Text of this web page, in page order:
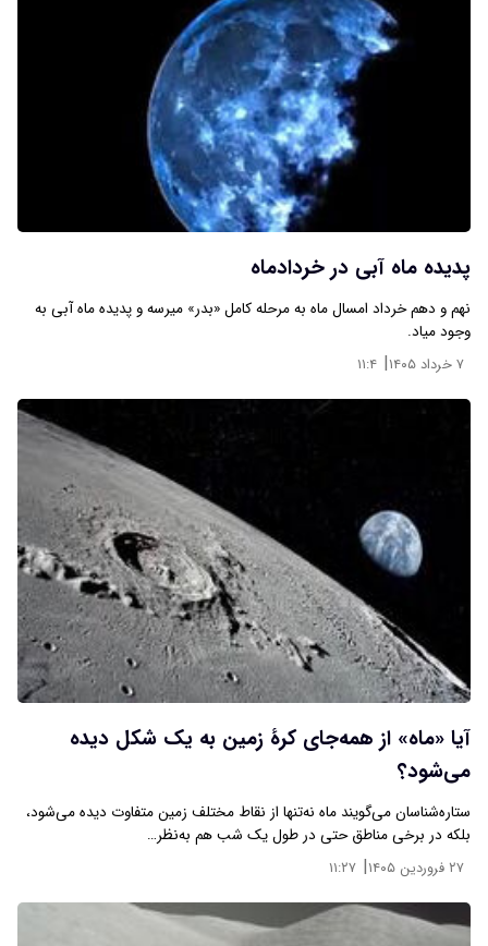
پدیده ماه آبی در خردادماه
نهم و دهم خرداد امسال ماه به مرحله کامل «بدر» میرسه و پدیده ماه آبی به
وجود میاد.
۷ خرداد ۱۴۰۵ | ۱۱:۴
آیا «ماه» از همه‌جای کرۀ زمین به یک شکل دیده
می‌شود؟
ستاره‌شناسان می‌گویند ماه نه‌تنها از نقاط مختلف زمین متفاوت دیده می‌شود،
بلکه در برخی مناطق حتی در طول یک شب هم به‌نظر…
۲۷ فروردین ۱۴۰۵ | ۱۱:۲۷